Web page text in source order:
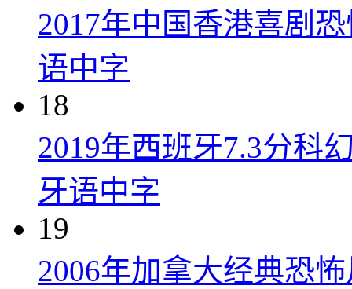
2017年中国香港喜剧
语中字
18
2019年西班牙7.3分科
牙语中字
19
2006年加拿大经典恐